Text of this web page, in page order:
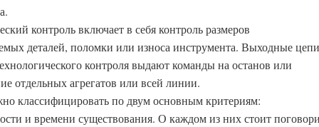
контроль включает в себя конт­роль размеров
деталей, поломки или износа инстру­мента. Выходные цепи
контроля выдают команды на останов или
отдельных агрегатов или всей линии.
классифицировать по двум основным критериям:
и времени существования. О каждом из них стоит